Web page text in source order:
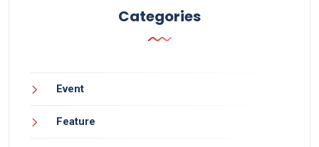
Categories
Event
Feature